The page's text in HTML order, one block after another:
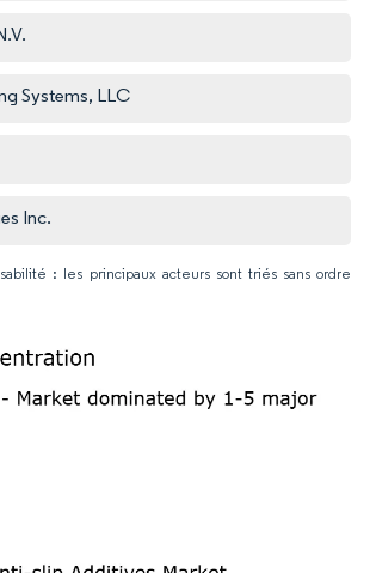
Systems, LLC
Inc.
: les principaux acteurs sont triés sans ordre